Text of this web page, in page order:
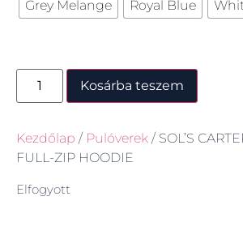
Grey Melange
Royal Blue
Kosárba teszem
Kezdőlap / Pulóverek / SOL’S
FULL-ZIP HOODIE
Elfogyott